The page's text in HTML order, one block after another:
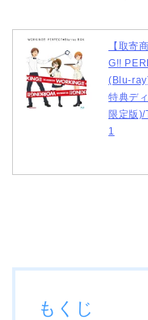
【取寄
G!!
(Blu-
特典デ
限定版
1
もくじ